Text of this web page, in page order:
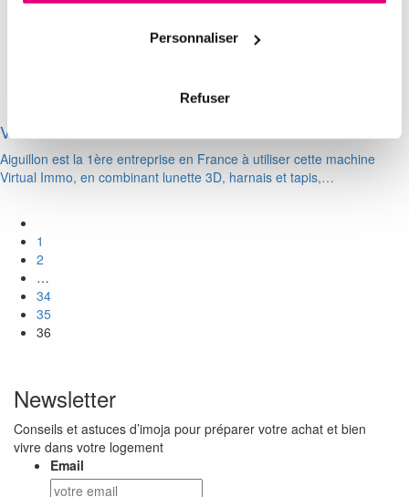
Personnaliser
Refuser
Virtual Immo : le simulateur d’immersion 3D…
Aiguillon est la 1ère entreprise en France à utiliser cette machine
Virtual Immo, en combinant lunette 3D, harnais et tapis,…
1
2
…
34
35
36
Newsletter
Conseils et astuces d’imoja pour préparer votre achat et bien
vivre dans votre logement
Email